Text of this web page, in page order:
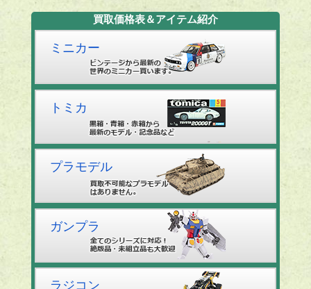
買取価格表＆アイテム紹介
ミニカー
トミカ
プラモデル
ガンプラ
ラジコン